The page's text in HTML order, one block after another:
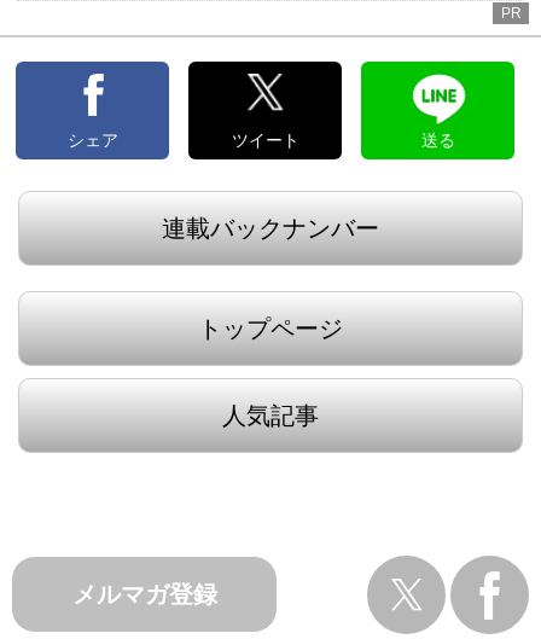
PR
シェア ツイート 送る
連載バックナンバー
トップページ
人気記事
メルマガ登録